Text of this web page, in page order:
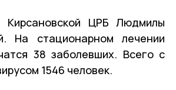
ЦРБ Людмилы
На стационарном лечении
38 заболевших. Всего с
1546 человек.